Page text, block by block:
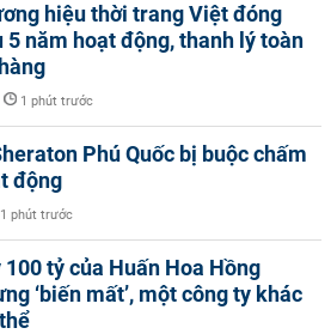
hiệu thời trang Việt đóng
5 năm hoạt động, thanh lý toàn
1 phút trước
Phú Quốc bị buộc chấm
động
1 phút trước
100 tỷ của Huấn Hoa Hồng
‘biến mất’, một công ty khác